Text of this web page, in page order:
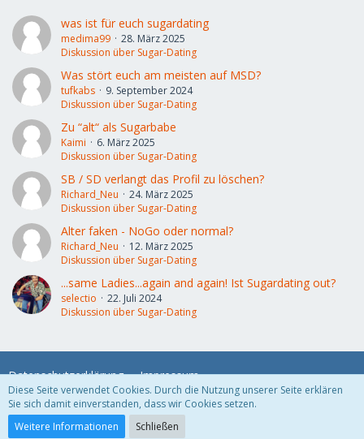
was ist für euch sugardating
medima99
28. März 2025
Diskussion über Sugar-Dating
Was stört euch am meisten auf MSD?
tufkabs
9. September 2024
Diskussion über Sugar-Dating
Zu “alt“ als Sugarbabe
Kaimi
6. März 2025
Diskussion über Sugar-Dating
SB / SD verlangt das Profil zu löschen?
Richard_Neu
24. März 2025
Diskussion über Sugar-Dating
Alter faken - NoGo oder normal?
Richard_Neu
12. März 2025
Diskussion über Sugar-Dating
...same Ladies...again and again! Ist Sugardating out?
selectio
22. Juli 2024
Diskussion über Sugar-Dating
Datenschutzerklärung Impressum
Community-Software:
Diese Seite verwendet Cookies. Durch die Nutzung unserer Seite erklären
Sie sich damit einverstanden, dass wir Cookies setzen.
Weitere Informationen
Schließen